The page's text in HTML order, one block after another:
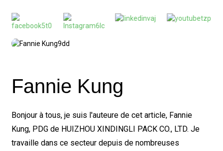
Fannie Kung
Bonjour à tous, je suis l'auteure de cet article, Fannie
Kung, PDG de HUIZHOU XINDINGLI PACK CO., LTD. Je
travaille dans ce secteur depuis de nombreuses